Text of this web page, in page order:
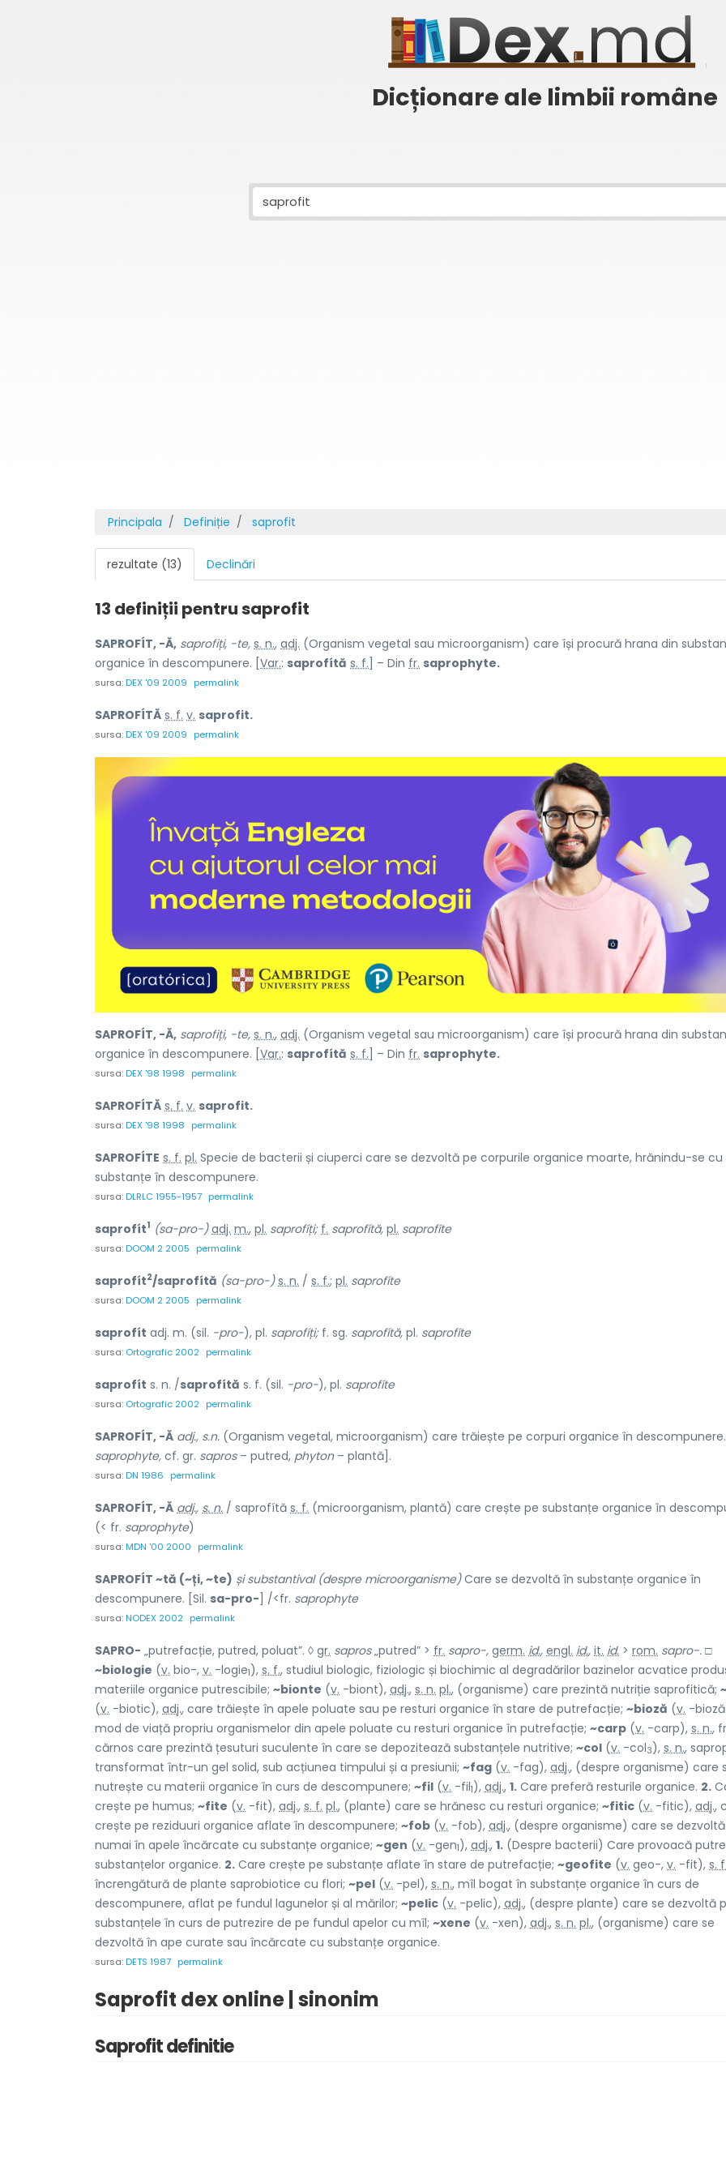
Dicționare ale limbii române
Principala Definiție saprofit
rezultate (13) Declinări
13 definiții pentrusaprofit
SAPROFÍT, -Ă, saprofiți, -te, s. n., adj. (Organism vegetal sau microorganism) care își procură hrana din
organice în descompunere. [ Var.: saprofítă s. f. ] – Din fr. saprophyte.
sursa:DEX '09 2009 permalink
SAPROFÍTĂ s. f. v. saprofit.
sursa:DEX '09 2009 permalink
SAPROFÍT, -Ă, saprofiți, -te, s. n., adj. (Organism vegetal sau microorganism) care își procură hrana din
organice în descompunere. [Var.: saprofítă s. f.] – Din fr. saprophyte.
sursa:DEX '98 1998 permalink
SAPROFÍTĂ s. f. v. saprofit.
sursa:DEX '98 1998 permalink
SAPROFÍTE s. f. pl. Specie de bacterii și ciuperci care se dezvoltă pe corpurile organice moarte, hrănindu-se cu
substanțe în descompunere.
sursa:DLRLC 1955-1957 permalink
saprofít1 (sa-pro-) adj. m., pl. saprofíți; f. saprofítă, pl. saprofíte
sursa:DOOM 2 2005 permalink
saprofít2/saprofítă (sa-pro-) s. n. / s. f.; pl. saprofíte
sursa:DOOM 2 2005 permalink
saprofít adj. m. (sil. -pro-), pl. saprofíți;f. sg. saprofítă, pl. saprofíte
sursa: Ortografic 2002 permalink
saprofít s. n. /saprofítă s. f. (sil. -pro-), pl. saprofíte
sursa: Ortografic 2002 permalink
SAPROFÍT, -Ă adj., s.n. (Organism vegetal, microorganism) care trăiește pe corpuri organice în
saprophyte, cf. gr. sapros– putred, phyton– plantă].
sursa:DN 1986 permalink
SAPROFÍT, -Ă adj., s. n. / saprofítă s. f. (microorganism, plantă) care crește pe substanțe organice în
(< fr. saprophyte)
sursa:MDN '00 2000 permalink
SAPROFÍT ~tă (~ți, ~te) și substantival (despre microorganisme)Care se dezvoltă în substanțe organice în
descompunere. [Sil. sa-pro-] /<fr. saprophyte
sursa:NODEX 2002 permalink
SAPRO- „putrefacție, putred, poluat”. ◊ gr. sapros„putred” > fr. sapro-, germ. id., engl. id., it. id. > rom. sapro-. □
~biologie (v. bio-, v. -logie1), s. f., studiul biologic, fiziologic și biochimic al degradărilor bazinelor acvatice
materiile organice putrescibile; ~bionte (v. -biont), adj., s. n. pl., (organisme) care prezintă nutriție saprofitică;
(v. -biotic), adj., care trăiește în apele poluate sau pe resturi organice în stare de putrefacție; ~bioză (v. -
mod de viață propriu organismelor din apele poluate cu resturi organice în putrefacție; ~carp (v. -carp), s. n.,
cărnos care prezintă țesuturi suculente în care se depozitează substanțele nutritive; ~col (v. -col3), s. n.,
transformat într-un gel solid, sub acțiunea timpului și a presiunii; ~fag (v. -fag), adj., (despre organisme) care
nutrește cu materii organice în curs de descompunere; ~fil (v. -fil1), adj., 1. Care preferă resturile organice. 2.
crește pe humus; ~fite (v. -fit), adj., s. f. pl., (plante) care se hrănesc cu resturi organice; ~fitic (v. -fitic), adj.,
crește pe reziduuri organice aflate în descompunere; ~fob (v. -fob), adj., (despre organisme) care se dezvoltă
numai în apele încărcate cu substanțe organice; ~gen (v. -gen1), adj., 1. (Despre bacterii) Care provoacă
substanțelor organice. 2. Care crește pe substanțe aflate în stare de putrefacție; ~geofite (v. geo-, v. -fit), s.
încrengătură de plante saprobiotice cu flori; ~pel (v. -pel), s. n., mîl bogat în substanțe organice în curs de
descompunere, aflat pe fundul lagunelor și al mărilor; ~pelic (v. -pelic), adj., (despre plante) care se dezvoltă
substanțele în curs de putrezire de pe fundul apelor cu mîl; ~xene (v. -xen), adj., s. n. pl., (organisme) care se
dezvoltă în ape curate sau încărcate cu substanțe organice.
sursa:DETS 1987 permalink
Saprofit dex online | sinonim
Saprofit definitie